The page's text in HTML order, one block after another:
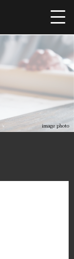
ロケーション
デザイン
設備仕様 image photo